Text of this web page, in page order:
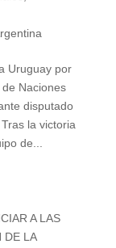
Uruguay por
Naciones
disputado
la victoria
de...
A LAS
DE LA